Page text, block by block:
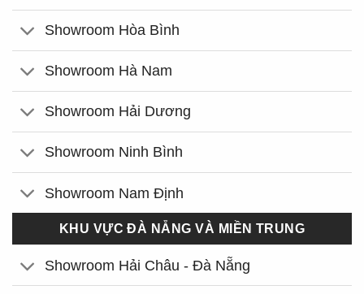
Showroom Hòa Bình
Showroom Hà Nam
Showroom Hải Dương
Showroom Ninh Bình
Showroom Nam Định
KHU VỰC ĐÀ NẴNG VÀ MIỀN TRUNG
Showroom Hải Châu - Đà Nẵng